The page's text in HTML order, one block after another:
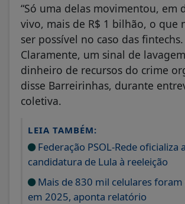
“Só uma delas movimentou, em
vivo, mais de R$ 1 bilhão, o que
ser possível no caso das fintechs.
Claramente, um sinal de
dinheiro de recursos do crime
disse Barreirinhas, durante
coletiva.
LEIA TAMBÉM:
Federação PSOL-Rede oficializa
candidatura de Lula à reeleição
Mais de 830 mil celulares
em 2025, aponta relatório